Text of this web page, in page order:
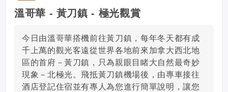
溫哥華 - 黃刀鎮 - 極光觀賞
今日由溫哥華搭機前往黃刀鎮，每年冬天都有成
千上萬的觀光客遠從世界各地前來加拿大西北地
區的首府－黃刀鎮，只為親眼目睹大自然最奇妙
現象－北極光。飛抵黃刀鎮機場後，由專車接往
酒店登記住宿並有專人為您進行簡單說明，讓您